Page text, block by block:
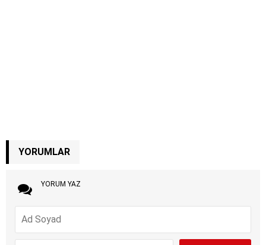
YORUMLAR
YORUM YAZ